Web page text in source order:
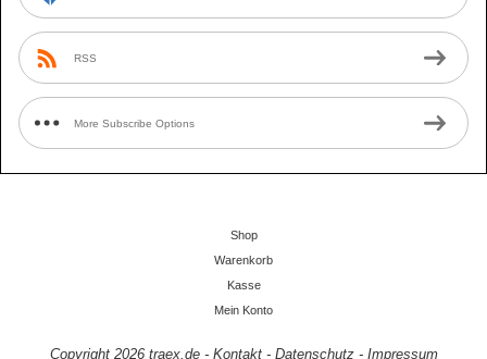
RSS
More Subscribe Options
Shop
Warenkorb
Kasse
Mein Konto
Copyright 2026 traex.de- Kontakt- Datenschutz- Impressum